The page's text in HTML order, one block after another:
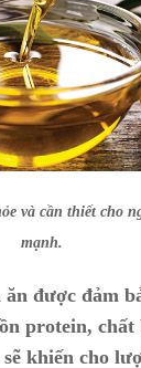
và cần thiết cho
mạnh.
được đảm
protein, chất
khiến cho